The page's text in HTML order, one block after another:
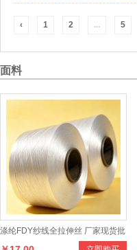
‹ 1 2 ... 5
面料
涤纶FDY纱线全拉伸丝 厂家现货批